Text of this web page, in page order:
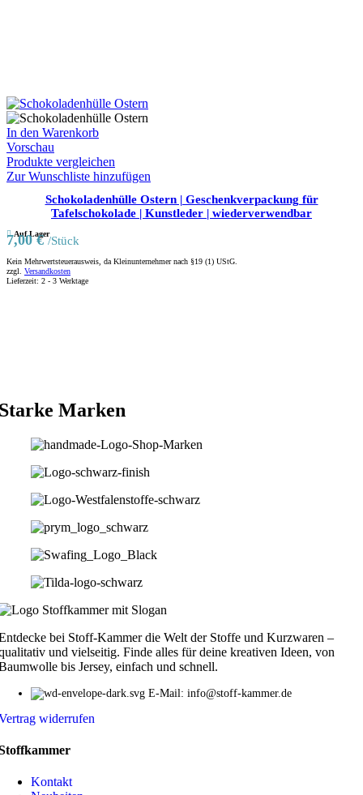
In den Warenkorb
Vorschau
Produkte vergleichen
Zur Wunschliste hinzufügen
Schokoladenhülle Ostern | Geschenkverpackung für
Tafelschokolade | Kunstleder | wiederverwendbar
Auf Lager
7,00€ /Stück
Kein Mehrwertsteuerausweis, da Kleinunternehmer nach §19 (1) UStG.
zzgl. Versandkosten
Lieferzeit: 2 - 3 Werktage
Marken
bei Stoff-Kammer die Welt der Stoffe und Kurzwaren –
und vielseitig. Finde alles für deine kreativen Ideen, von
bis Jersey, einfach und schnell.
E-Mail: info@stoff-kammer.de
widerrufen
Kontakt